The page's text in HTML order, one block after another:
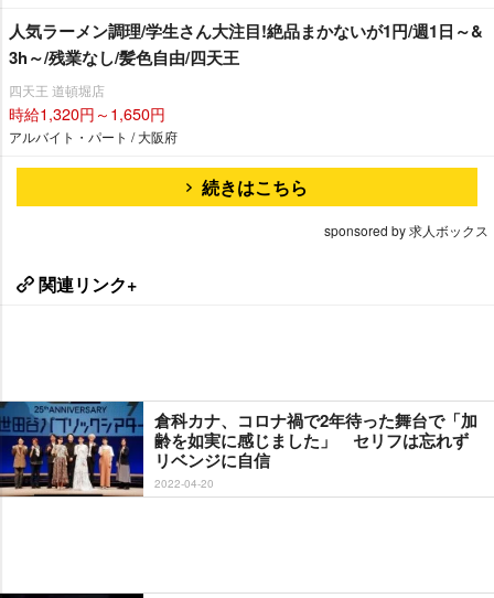
人気ラーメン調理/学生さん大注目!絶品まかないが1円/週1日～&
3h～/残業なし/髪色自由/四天王
四天王 道頓堀店
時給1,320円～1,650円
アルバイト・パート / 大阪府
続きはこちら
sponsored by 求人ボックス
関連リンク+
倉科カナ、コロナ禍で2年待った舞台で「加
齢を如実に感じました」 セリフは忘れず
リベンジに自信
2022-04-20